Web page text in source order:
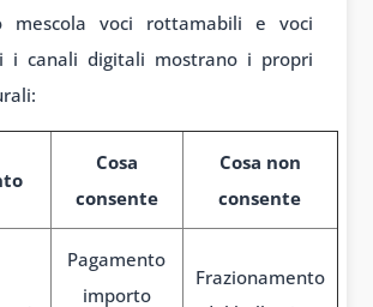
mescola voci rottamabili e voci
i canali digitali mostrano i propri
Cosa
consente
Cosa non
consente
Pagamento
importo
Frazionamento